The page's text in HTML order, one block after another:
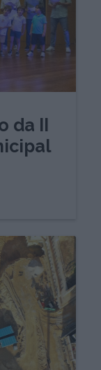
da II